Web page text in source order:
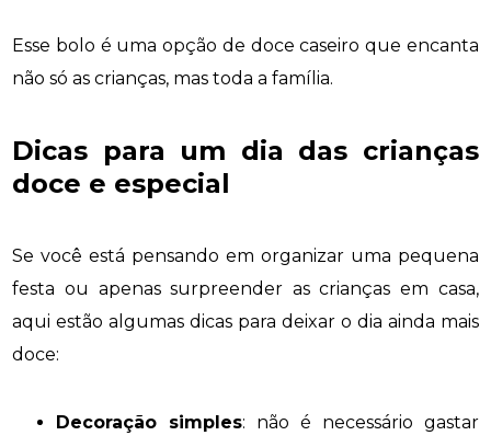
Esse bolo é uma opção de doce caseiro que encanta
não só as crianças, mas toda a família.
Dicas para um dia das crianças
doce e especial
Se você está pensando em organizar uma pequena
festa ou apenas surpreender as crianças em casa,
aqui estão algumas dicas para deixar o dia ainda mais
doce:
Decoração simples: não é necessário gastar